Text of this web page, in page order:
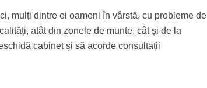
mulți dintre ei oameni în vârstă, cu probleme de
atât din zonele de munte, cât și de la
cabinet și să acorde consultații